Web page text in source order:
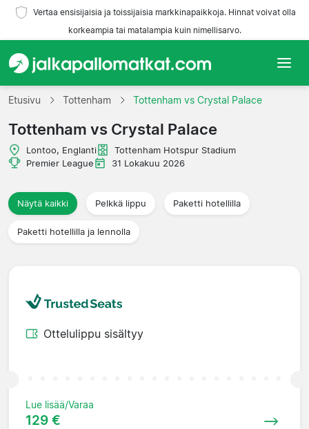
Vertaa ensisijaisia ja toissijaisia markkinapaikkoja. Hinnat voivat olla
korkeampia tai matalampia kuin nimellisarvo.
Etusivu
Joukkueet
Liigat
Matkatoimistoja
Etusivu Tottenham Tottenham vs Crystal Palace
Tottenham vs Crystal Palace
Lontoo, Englanti
Tottenham Hotspur Stadium
Premier League
31 Lokakuu 2026
Näytä kaikki Pelkkä lippu Paketti hotellilla
Paketti hotellilla ja lennolla
Ottelulippu sisältyy
Lue lisää/Varaa
129 €